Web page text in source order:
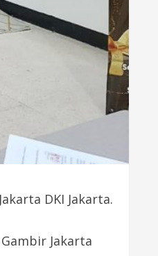
DKI Jakarta.
Jakarta